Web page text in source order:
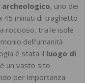
archeologico, uno dei
45 minuti di traghetto
roccioso, tra le isole
dell’umanità
è stata il luogo di
un vasto sito
per importanza